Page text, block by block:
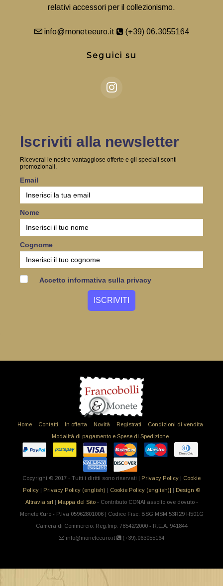
relativi accessori per il collezionismo.
info@moneteeuro.it (+39) 06.3055164
Seguici su
Iscriviti alla newsletter
Riceverai le nostre vantaggiose offerte e gli speciali sconti
promozionali.
Email
Nome
Cognome
Accetto informativa sulla privacy
Home Contatti In offerta Novità Registrati
Condizioni di vendita
Modalità di pagamento e Spese di Spedizione
Copyright © 2017 - Tutti i diritti sono riservati | Privacy Policy | Cookie
Policy | Privacy Policy (english) | Cookie Policy (english)| | Design ©
Altravia srl | Mappa del Sito- Contributo CONAI assolto ove dovuto -
Monete €uro - P.Iva 05962801006 | Codice Fisc: BSG MSM 53R29 H501G
Camera di Commercio: Reg.Imp. 78542/2000 - R.E.A. 941844
info@moneteeuro.it
(+39).063055164